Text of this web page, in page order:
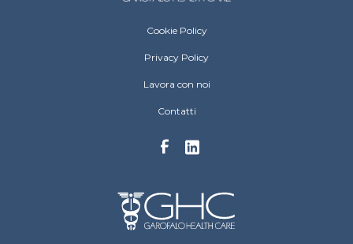
Villa Berica Footer menu
Cookie Policy
Privacy Policy
Lavora con noi
Contatti